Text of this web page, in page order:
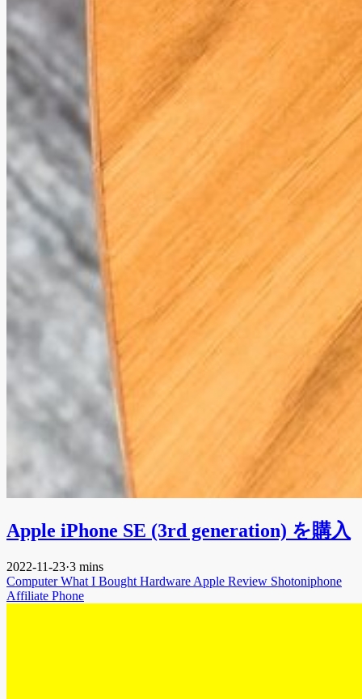
Apple iPhone SE (3rd generation) を購入
2022-11-23·3 mins
ComputerWhat I Bought Hardware Apple Review Shotoniphone
Affiliate Phone